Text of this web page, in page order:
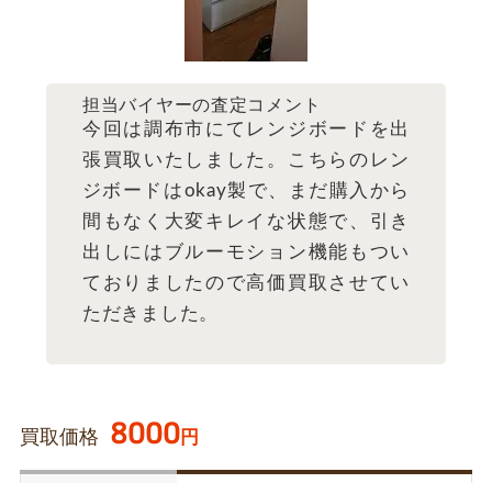
担当バイヤーの査定コメント
今回は調布市にてレンジボードを出
張買取いたしました。こちらのレン
ジボードはokay製で、まだ購入から
間もなく大変キレイな状態で、引き
出しにはブルーモション機能もつい
ておりましたので高価買取させてい
ただきました。
買取価格 8000円